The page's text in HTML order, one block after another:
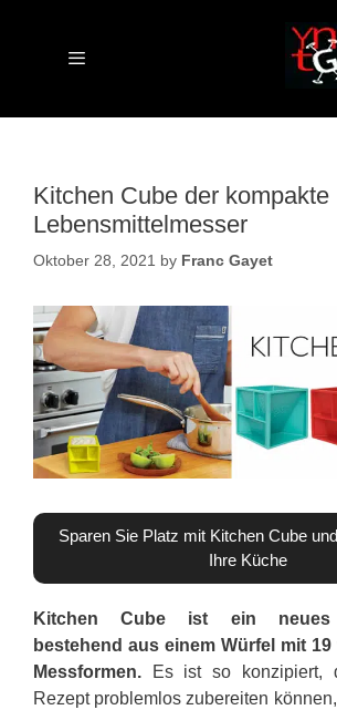
Menu
Kitchen Cube der kompakte
Lebensmittelmesser
Oktober 28, 2021 by Franc Gayet
Sparen Sie Platz mit Kitchen Cube
Ihre Küche
Kitchen Cube ist ein neues
bestehend aus einem Würfel mit
Messformen. Es ist so konzipiert,
Rezept problemlos zubereiten